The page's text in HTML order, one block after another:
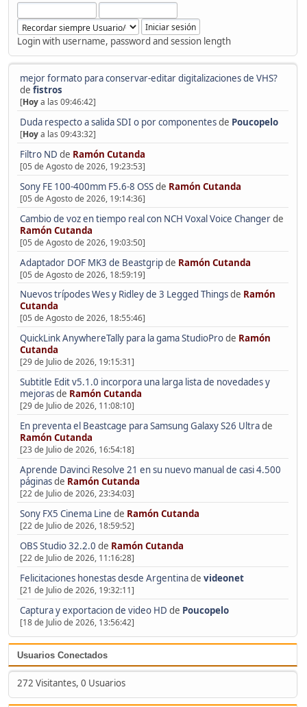
Login with username, password and session length
mejor formato para conservar-editar digitalizaciones de VHS?
de fistros
[Hoya las 09:46:42]
Duda respecto a salida SDI o por componentesde Poucopelo
[Hoya las 09:43:32]
Filtro ND de Ramón Cutanda
[05 de Agosto de 2026, 19:23:53]
Sony FE 100-400mm F5.6-8 OSSde Ramón Cutanda
[05 de Agosto de 2026, 19:14:36]
Cambio de voz en tiempo real con NCH Voxal Voice Changerde
Ramón Cutanda
[05 de Agosto de 2026, 19:03:50]
Adaptador DOF MK3 de Beastgripde Ramón Cutanda
[05 de Agosto de 2026, 18:59:19]
Nuevos trípodes Wes y Ridley de 3 Legged Thingsde Ramón
Cutanda
[05 de Agosto de 2026, 18:55:46]
QuickLink AnywhereTally para la gama StudioProde Ramón
Cutanda
[29 de Julio de 2026, 19:15:31]
Subtitle Edit v5.1.0 incorpora una larga lista de novedades y
mejorasde Ramón Cutanda
[29 de Julio de 2026, 11:08:10]
En preventa el Beastcage para Samsung Galaxy S26 Ultrade
Ramón Cutanda
[23 de Julio de 2026, 16:54:18]
Aprende Davinci Resolve 21 en su nuevo manual de casi 4.500
páginasde Ramón Cutanda
[22 de Julio de 2026, 23:34:03]
Sony FX5 Cinema Line de Ramón Cutanda
[22 de Julio de 2026, 18:59:52]
OBS Studio 32.2.0 de Ramón Cutanda
[22 de Julio de 2026, 11:16:28]
Felicitaciones honestas desde Argentinade videonet
[21 de Julio de 2026, 19:32:11]
Captura y exportacion de video HD de Poucopelo
[18 de Julio de 2026, 13:56:42]
Usuarios Conectados
272 Visitantes, 0 Usuarios